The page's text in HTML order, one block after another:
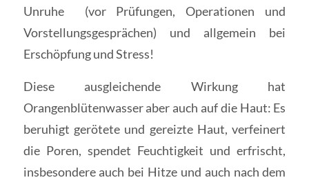
Unruhe (vor Prüfungen, Operationen und
Vorstellungsgesprächen) und allgemein bei
Erschöpfung und Stress!
Diese ausgleichende Wirkung hat
Orangenblütenwasser aber auch auf die Haut: Es
beruhigt gerötete und gereizte Haut, verfeinert
die Poren, spendet Feuchtigkeit und erfrischt,
insbesondere auch bei Hitze und auch nach dem